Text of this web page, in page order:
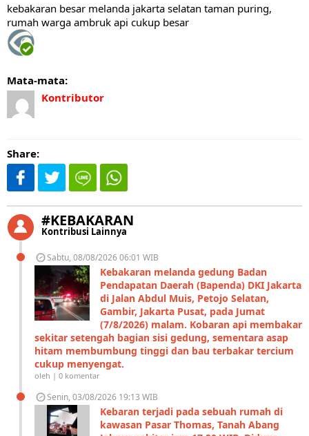
kebakaran besar melanda jakarta selatan taman puring,
rumah warga ambruk api cukup besar
Mata-mata:
Kontributor
Share:
#KEBAKARAN
Kontribusi Lainnya
Sabtu, 08/08/2026 06:01 WIB
Kebakaran melanda gedung Badan
Pendapatan Daerah (Bapenda) DKI Jakarta
di Jalan Abdul Muis, Petojo Selatan,
Gambir, Jakarta Pusat, pada Jumat
(7/8/2026) malam. Kobaran api membakar
sekitar setengah bagian sisi gedung, sementara asap
hitam membumbung tinggi dan bau terbakar tercium
cukup menyengat.
oleh | 0 komentar
Senin, 03/08/2026 19:13 WIB
Kebaran terjadi pada sebuah rumah di
kawasan Pasar Thomas, Tanah Abang